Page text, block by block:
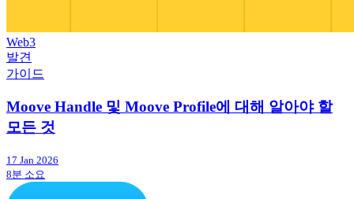
Web3
발견
가이드
Moove Handle 및 Moove Profile에 대해 알아야 할
모든 것
17 Jan 2026
8분 소요